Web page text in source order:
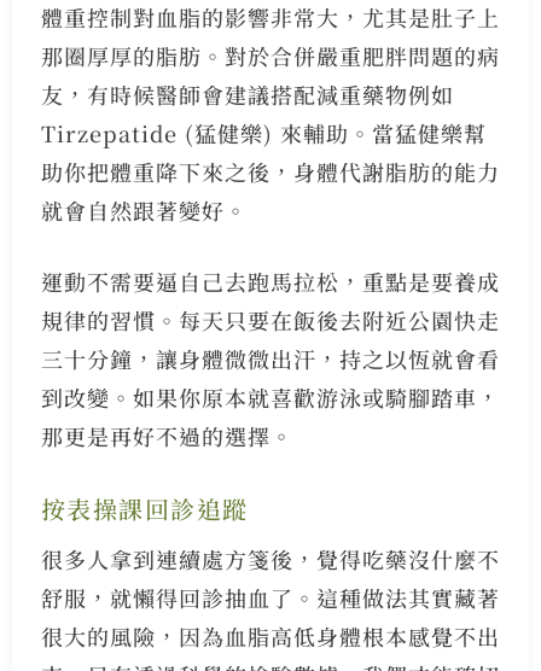
體重控制對血脂的影響非常大，尤其是肚子上
那圈厚厚的脂肪。對於合併嚴重肥胖問題的病
友，有時候醫師會建議搭配減重藥物例如
Tirzepatide (猛健樂) 來輔助。當猛健樂幫
助你把體重降下來之後，身體代謝脂肪的能力
就會自然跟著變好。
運動不需要逼自己去跑馬拉松，重點是要養成
規律的習慣。每天只要在飯後去附近公園快走
三十分鐘，讓身體微微出汗，持之以恆就會看
到改變。如果你原本就喜歡游泳或騎腳踏車，
那更是再好不過的選擇。
按表操課回診追蹤
很多人拿到連續處方箋後，覺得吃藥沒什麼不
舒服，就懶得回診抽血了。這種做法其實藏著
很大的風險，因為血脂高低身體根本感覺不出